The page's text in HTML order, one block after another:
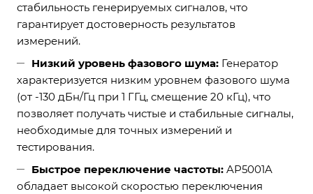
стабильность генерируемых сигналов, что
гарантирует достоверность результатов
измерений.
Низкий уровень фазового шума: Генератор
характеризуется низким уровнем фазового шума
(от -130 дБн/Гц при 1 ГГц, смещение 20 кГц), что
позволяет получать чистые и стабильные сигналы,
необходимые для точных измерений и
тестирования.
Быстрое переключение частоты: AP5001A
обладает высокой скоростью переключения